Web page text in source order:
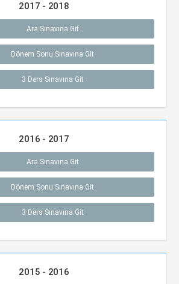
2017 - 2018
Ara Sınavına Git
Dönem Sonu Sınavına Git
3 Ders Sınavına Git
2016 - 2017
Ara Sınavına Git
Dönem Sonu Sınavına Git
3 Ders Sınavına Git
2015 - 2016